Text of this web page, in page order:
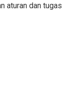
aturan dan tugas